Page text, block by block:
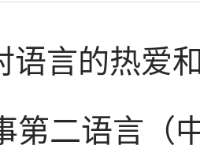
语言的热爱
第二语言（